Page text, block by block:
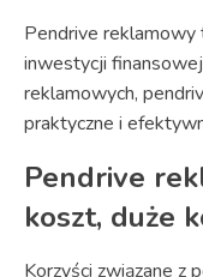
Pendrive
inwestycji
reklamowych,
praktyczne i
Pendrive
koszt, duże
Korzyści związane z